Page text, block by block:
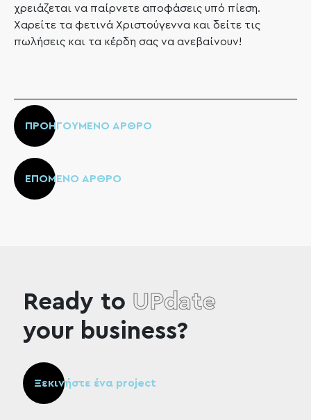
χρειάζεται να παίρνετε αποφάσεις υπό πίεση.
Χαρείτε τα φετινά Χριστούγεννα και δείτε τις
πωλήσεις και τα κέρδη σας να ανεβαίνουν!
ΠΡΟΗΓΟΥΜΕΝΟ ΑΡΘΡΟ
ΕΠΟΜΕΝΟ ΑΡΘΡΟ
Ready to UPdate
your business?
Ξεκινήστε ένα project